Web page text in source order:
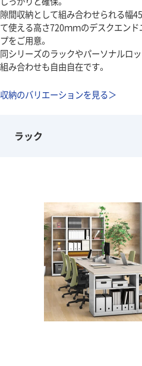
隙間収納として組み合わせられる幅
て使える高さ720ｍｍのデスクエンド
プをご用意。
同シリーズのラックやパーソナルロ
組み合わせも自由自在です。
収納のバリエーションを見る＞
ラック